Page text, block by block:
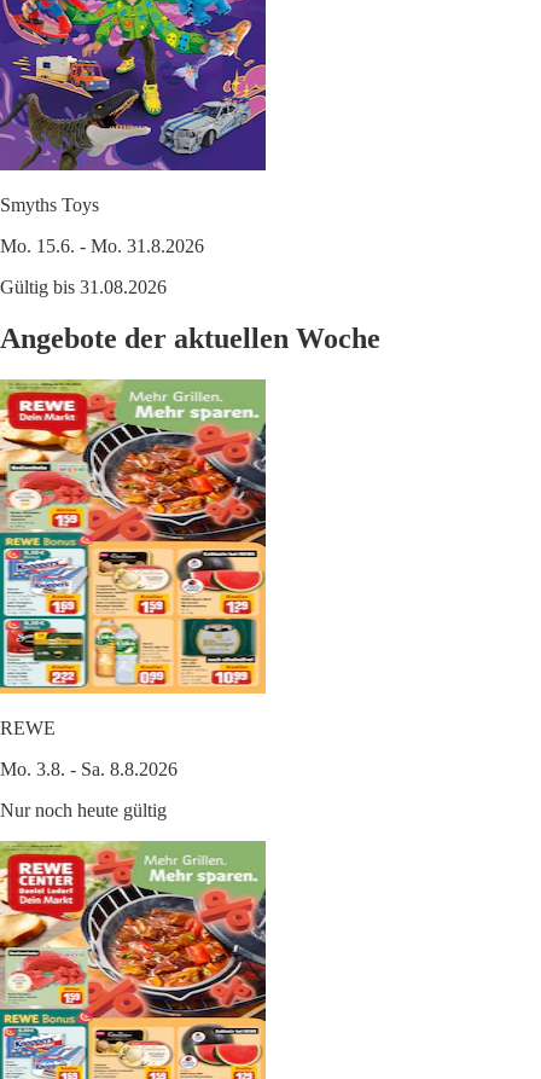
Smyths Toys
Mo. 15.6. - Mo. 31.8.2026
Gültig bis 31.08.2026
Angebote der aktuellen Woche
REWE
Mo. 3.8. - Sa. 8.8.2026
Nur noch heute gültig